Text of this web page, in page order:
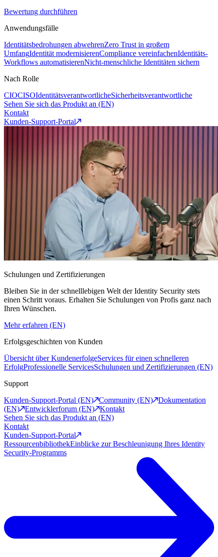
Bewertung durchführen
Anwendungsfälle
Identitätsbedrohungen abwehrenZero Trust in großem
UmfangIdentität modernisierenCompliance vereinfachenIdentitäts-
Workflows automatisierenNicht-menschliche Identitäten sichern
Nach Rolle
CIOCISOIdentitätsverantwortlicheSicherheitsverantwortliche
Sehen Sie sich das Produkt an (EN)
Kontakt
Kunden-Support-Portal
Schulungen und Zertifizierungen
Bleiben Sie in der schnelllebigen Welt der Identity Security stets
einen Schritt voraus. Erhalten Sie Schulungen von Profis ganz nach
Ihren Wünschen.
Mehr erfahren (EN)
Erfolgsgeschichten von Kunden
Übersicht über KundenerfolgeServices für einen schnelleren
ErfolgProfessionelle ServicesSchulungen und Zertifizierungen (EN)
Support
Kunden-Support-Portal (EN)
Community (EN)
Dokumentation
(EN)
Entwicklerforum (EN)
Kontakt
Sehen Sie sich das Produkt an (EN)
Kontakt
Kunden-Support-Portal
RessourcenbibliothekEinblicke zur Beschleunigung Ihres Identity
Security-Programms